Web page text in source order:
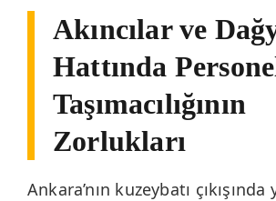
Akıncılar ve
Hattında
Taşımacılığının
Zorlukları
Ankara’nın kuzeybatı çıkışında